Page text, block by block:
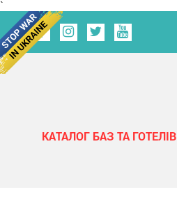
`
КАТАЛОГ БАЗ ТА ГОТЕЛІВ